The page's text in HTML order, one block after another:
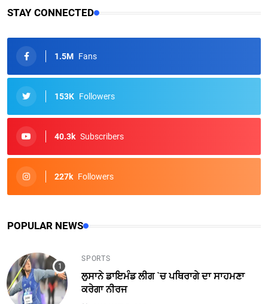
STAY CONNECTED
1.5M Fans
153K Followers
40.3k Subscribers
227k Followers
POPULAR NEWS
SPORTS
ਲੁਸਾਨੇ ਡਾਇਮੰਡ ਲੀਗ `ਚ ਪਥਿਰਾਗੇ ਦਾ ਸਾਹਮਣਾ
ਕਰੇਗਾ ਨੀਰਜ